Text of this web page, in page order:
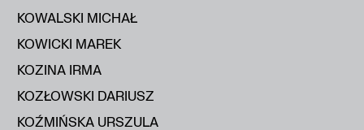
KOWALSKI MICHAŁ
KOWICKI MAREK
KOZINA IRMA
KOZŁOWSKI DARIUSZ
KOŹMIŃSKA URSZULA